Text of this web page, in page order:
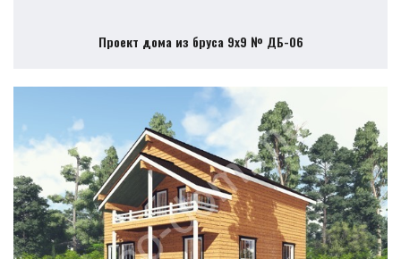
Проект дома из бруса 9х9 № ДБ-06